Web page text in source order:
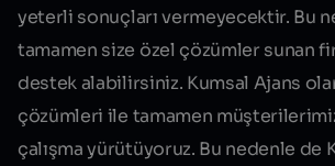
yeterli sonuçları vermeyecektir. Bu
tamamen size özel çözümler sunan
destek alabilirsiniz. Kumsal Ajans
çözümleri ile tamamen
çalışma yürütüyoruz. Bu nedenle de